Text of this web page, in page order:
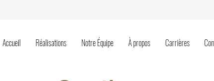
Accueil Réalisations Notre Équipe À propos Carrières